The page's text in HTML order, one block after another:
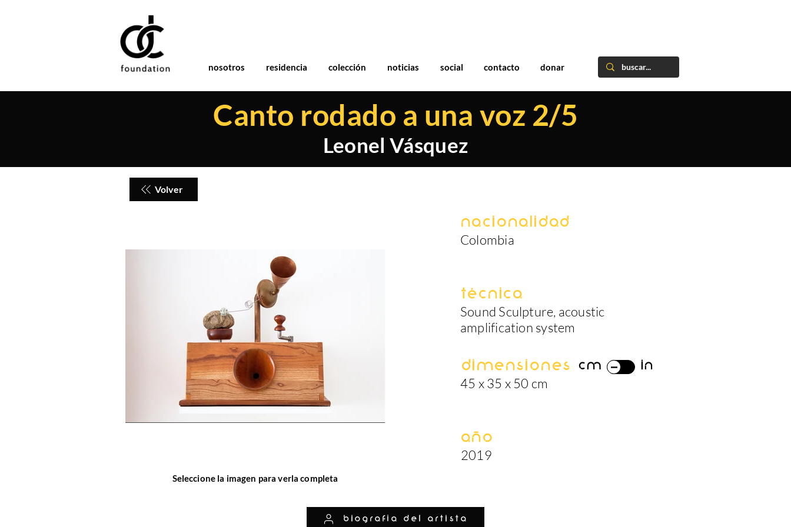
nosotros residencia colección noticias social contacto donar
Canto rodado a una voz 2/5
Leonel Vásquez
Volver
Nacionalidad
Colombia
Técnica
Sound Sculpture, acoustic
amplification system
Dimensiones cm in
45 x 35 x 50 cm
Año
2019
Seleccione la imagen para verla completa
biografía del artista